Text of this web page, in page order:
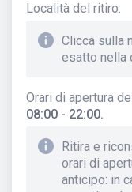
Località del ritiro:
Clicca sulla
esatto nella
Orari di apertura
08:00 - 22:00.
Ritira e
orari di
anticipo: in